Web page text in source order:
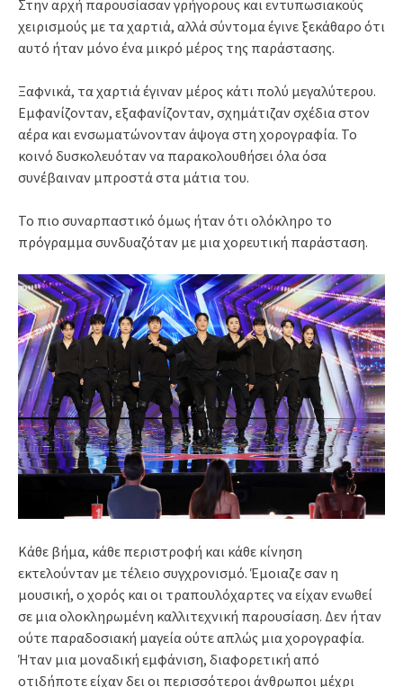
Στην αρχή παρουσίασαν γρήγορους και εντυπωσιακούς
χειρισμούς με τα χαρτιά, αλλά σύντομα έγινε ξεκάθαρο ότι
αυτό ήταν μόνο ένα μικρό μέρος της παράστασης.
Ξαφνικά, τα χαρτιά έγιναν μέρος κάτι πολύ μεγαλύτερου.
Εμφανίζονταν, εξαφανίζονταν, σχημάτιζαν σχέδια στον
αέρα και ενσωματώνονταν άψογα στη χορογραφία. Το
κοινό δυσκολευόταν να παρακολουθήσει όλα όσα
συνέβαιναν μπροστά στα μάτια του.
Το πιο συναρπαστικό όμως ήταν ότι ολόκληρο το
πρόγραμμα συνδυαζόταν με μια χορευτική παράσταση.
Κάθε βήμα, κάθε περιστροφή και κάθε κίνηση
εκτελούνταν με τέλειο συγχρονισμό. Έμοιαζε σαν η
μουσική, ο χορός και οι τραπουλόχαρτες να είχαν ενωθεί
σε μια ολοκληρωμένη καλλιτεχνική παρουσίαση. Δεν ήταν
ούτε παραδοσιακή μαγεία ούτε απλώς μια χορογραφία.
Ήταν μια μοναδική εμφάνιση, διαφορετική από
οτιδήποτε είχαν δει οι περισσότεροι άνθρωποι μέχρι